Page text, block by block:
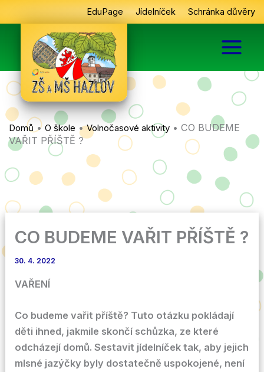
na
EduPage Jídelníček Schránka důvěry
Domů • O škole •Volnočasové aktivity • CO BUDEME
VAŘIT PŘÍŠTĚ ?
CO BUDEME VAŘIT PŘÍŠTĚ ?
30. 4. 2022
VAŘENÍ
Co budeme vařit příště? Tuto otázku pokládají
děti ihned, jakmile skončí schůzka, ze které
odcházejí domů. Sestavit jídelníček tak, aby jejich
mlsné jazýčky byly dostatečně uspokojené, není